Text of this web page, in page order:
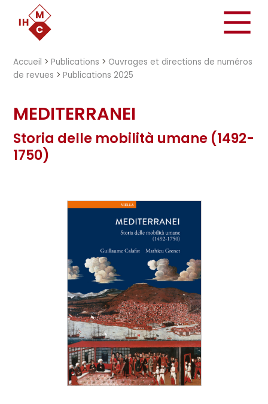
Accueil >Publications > Ouvrages et directions de numéros
de revues >Publications 2025
MEDITERRANEI
Storia delle mobilità umane (1492-
1750)